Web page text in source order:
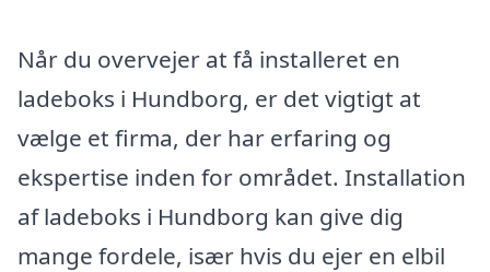
Når du overvejer at få installeret en
ladeboks i Hundborg, er det vigtigt at
vælge et firma, der har erfaring og
ekspertise inden for området. Installation
af ladeboks i Hundborg kan give dig
mange fordele, især hvis du ejer en elbil